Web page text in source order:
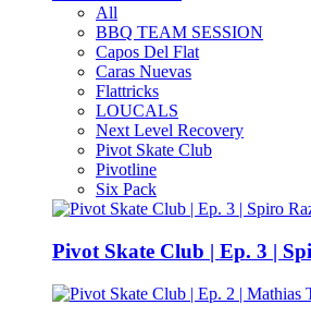
All
BBQ TEAM SESSION
Capos Del Flat
Caras Nuevas
Flattricks
LOUCALS
Next Level Recovery
Pivot Skate Club
Pivotline
Six Pack
Pivot Skate Club | Ep. 3 |